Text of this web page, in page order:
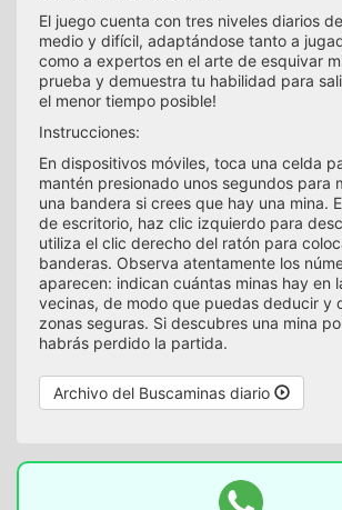
El juego cuenta con tres niveles diarios
medio y difícil, adaptándose tanto a
como a expertos en el arte de esquivar
prueba y demuestra tu habilidad para
el menor tiempo posible!
Instrucciones:
En dispositivos móviles, toca una celda
mantén presionado unos segundos para
una bandera si crees que hay una mina.
de escritorio, haz clic izquierdo para
utiliza el clic derecho del ratón para
banderas. Observa atentamente los
aparecen: indican cuántas minas hay en
vecinas, de modo que puedas deducir y
zonas seguras. Si descubres una mina
habrás perdido la partida.
Archivo del Buscaminas diario